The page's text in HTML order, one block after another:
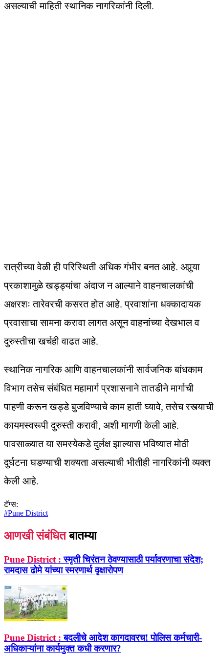
असल्याची माहिती स्थानिक नागरिकांनी दिली.
रात्रीच्या वेळी ही परिस्थिती अधिक गंभीर बनत आहे. अपुर्‍या
प्रकाशामुळे खड्ड्यांचा अंदाज न आल्याने वाहनचालकांची
अक्षरशः तारेवरची कसरत होत आहे. प्रवाशांना धक्कादायक
प्रवासाचा सामना करावा लागत असून वाहनांच्या देखभाल व
दुरुस्तीचा खर्चही वाढत आहे.
स्थानिक नागरिक आणि वाहनचालकांनी सार्वजनिक बांधकाम
विभाग तसेच संबंधित महामार्ग प्रशासनाने तातडीने मार्गाची
पाहणी करून खड्डे बुजविण्याचे काम हाती घ्यावे, तसेच रस्त्याची
कायमस्वरूपी दुरुस्ती करावी, अशी मागणी केली आहे.
पावसाळ्यात या समस्येकडे दुर्लक्ष झाल्यास भविष्यात मोठी
दुर्घटना घडण्याची शक्यता असल्याची भीतीही नागरिकांनी व्यक्त
केली आहे.
टॅग्स:
#Pune District
आणखी संबंधित बातम्या
Pune District : स्मृती चिरंतन ठेवण्यासाठी पर्यावरणाचा संदेश;
रामदास ढोमे यांच्या स्मरणार्थ वृक्षारोपण
Pune District : बदलीचे आदेश कागदावरच! पोलिस कर्मचारी-
अधिकाऱ्यांना कार्यमुक्त कधी करणार?